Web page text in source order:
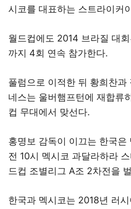
시코를 대표하는 스트라이커
월드컵에도 2014 브라질 대
까지 4회 연속 참가한다.
풀럼으로 이적한 뒤 황희찬과
네스는 울버햄프턴에 재합류
컵 무대에서 맞선다.
홍명보 감독이 이끄는 한국은
전 10시 멕시코 과달라하라
드컵 조별리그 A조 2차전을
한국과 멕시코는 2018년 러